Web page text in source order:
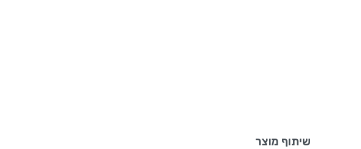
שיתוף מוצר